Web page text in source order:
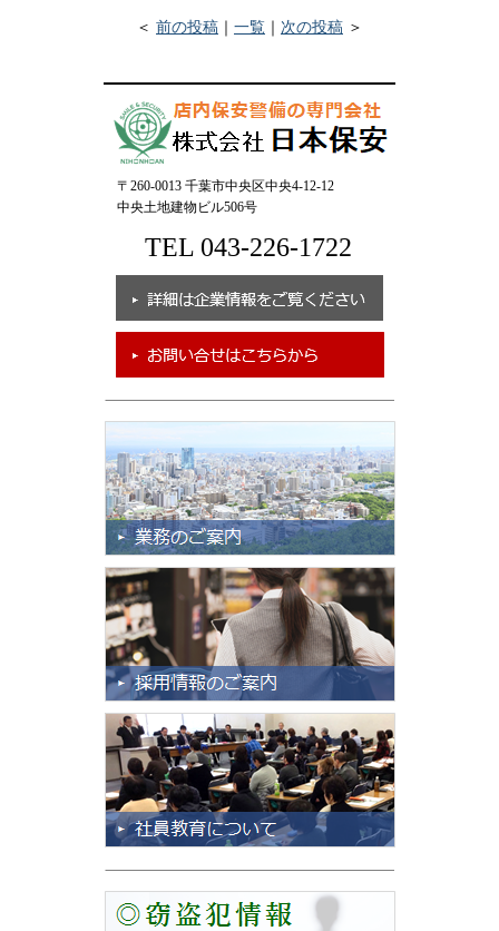
＜ 前の投稿 ｜ 一覧 ｜ 次の投稿 ＞
〒260-0013 千葉市中央区中央4-12-12
中央土地建物ビル506号
TEL 043-226-1722